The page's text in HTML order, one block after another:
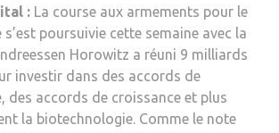
: La course aux armements pour le
poursuivie cette semaine avec la
Horowitz a réuni 9 milliards
investir dans des accords de
des accords de croissance et plus
la biotechnologie. Comme le note